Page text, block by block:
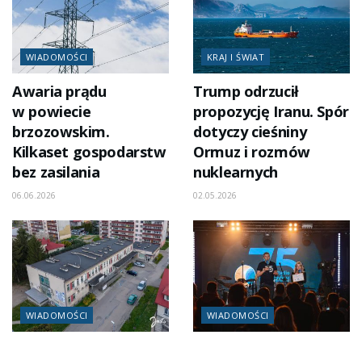
WIADOMOŚCI
Awaria prądu
w powiecie
brzozowskim.
Kilkaset gospodarstw
bez zasilania
06.06.2026
KRAJ I ŚWIAT
Trump odrzucił
propozycję Iranu. Spór
dotyczy cieśniny
Ormuz i rozmów
nuklearnych
02.05.2026
WIADOMOŚCI WIADOMOŚCI